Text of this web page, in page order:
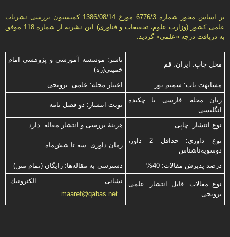
بر اساس مجوز شماره 6776/3 مورخ 1386/08/14 كمیسیون بررسى نشریات
علمى كشور (وزارت علوم، تحقیقات و فناورى) این نشریه از شماره 118 موفق
به دریافت درجه «علمى» گردید.
محل چاپ: ایران، قم
ناشر: موسسه آموزشی و پژوهشی امام
خمینی(ره)
مشابهت ياب: سميم نور
اعتبار مجله: علمی ترویجی
زبان مجله: فارسی با چكیده
انگلیسی
نوبت انتشار: دو فصل نامه
نوع انتشار: چاپی
هزینۀ بررسی و انتشار مقاله: دارد
نوع داوری: حداقل 2 داور،
دوسویه‌ناشناس
زمان داوری: سه تا شش‌ماه
درصد پذیرش مقالات: 40% دسترسی به مقاله‌ها: رایگان (تمام متن)
نوع مقالات: قابل انتشار: علمی
ترویجی
نشانی الكترونیك:
maaref@qabas.net